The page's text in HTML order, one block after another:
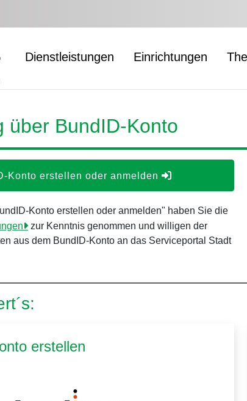
Dienstleistungen Einrichtungen
über BundID-Konto
Konto erstellen oder anmelden
Konto erstellen oder anmelden" haben Sie die
zur Kenntnis genommen und willigen der
aus dem BundID-Konto an das Serviceportal Stadt
erstellen